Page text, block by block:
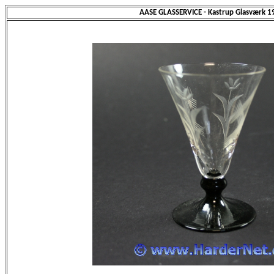
AASE GLASSERVICE - Kastrup Glasværk